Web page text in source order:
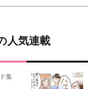
人気連載
集